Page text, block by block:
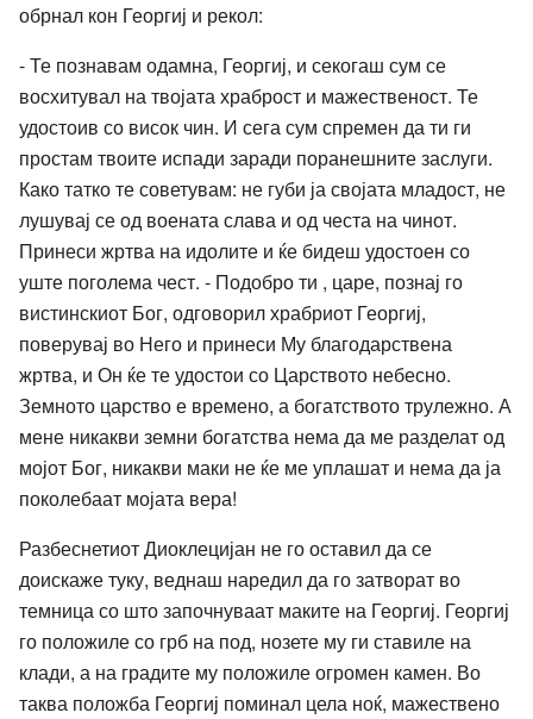
обрнал кон Георгиј и рекол:
- Те познавам одамна, Георгиј, и секогаш сум се
восхитувал на твојата храброст и мажественост. Те
удостоив со висок чин. И сега сум спремен да ти ги
простам твоите испади заради поранешните заслуги.
Како татко те советувам: не губи ја својата младост, не
лушувај се од воената слава и од честа на чинот.
Принеси жртва на идолите и ќе бидеш удостоен со
уште поголема чест. - Подобро ти , царе, познај го
вистинскиот Бог, одговорил храбриот Георгиј,
поверувај во Него и принеси Му благодарствена
жртва, и Он ќе те удостои со Царството небесно.
Земното царство е времено, а богатството трулежно. А
мене никакви земни богатства нема да ме разделат од
мојот Бог, никакви маки не ќе ме уплашат и нема да ја
поколебаат мојата вера!
Разбеснетиот Диоклецијан не го оставил да се
доискаже туку, веднаш наредил да го затворат во
темница со што започнуваат маките на Георгиј. Георгиј
го положиле со грб на под, нозете му ги ставиле на
клади, а на градите му положиле огромен камен. Во
таква положба Георгиј поминал цела ноќ, мажествено